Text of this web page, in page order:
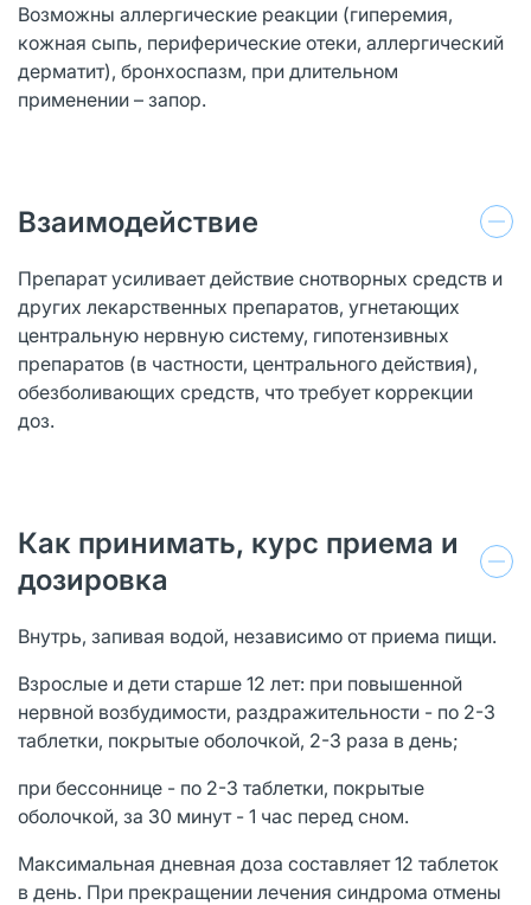
Возможны аллергические реакции (гиперемия,
кожная сыпь, периферические отеки, аллергический
дерматит), бронхоспазм, при длительном
применении – запор.
Взаимодействие
Препарат усиливает действие снотворных средств и
других лекарственных препаратов, угнетающих
центральную нервную систему, гипотензивных
препаратов (в частности, центрального действия),
обезболивающих средств, что требует коррекции
доз.
Как принимать, курс приема и
дозировка
Внутрь, запивая водой, независимо от приема пищи.
Взрослые и дети старше 12 лет: при повышенной
нервной возбудимости, раздражительности - по 2-3
таблетки, покрытые оболочкой, 2-3 раза в день;
при бессоннице - по 2-3 таблетки, покрытые
оболочкой, за 30 минут - 1 час перед сном.
Максимальная дневная доза составляет 12 таблеток
в день. При прекращении лечения синдрома отмены